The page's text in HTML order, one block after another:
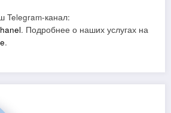
Telegram-канал:
. Подробнее о наших услугах на
.